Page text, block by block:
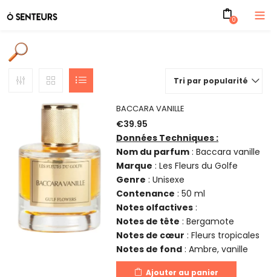
0
Tri par popularité
BACCARA VANILLE
€39.95
Données Techniques :
Nom du parfum : Baccara vanille
Marque : Les Fleurs du Golfe
Genre : Unisexe
Contenance : 50 ml
Notes olfactives :
Notes de tête : Bergamote
Notes de cœur : Fleurs tropicales
Notes de fond : Ambre, vanille
Ajouter au panier